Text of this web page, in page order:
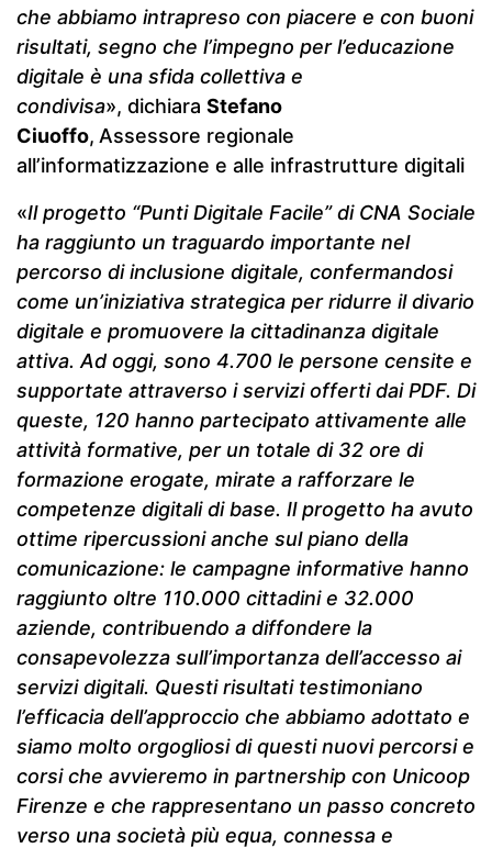
che abbiamo intrapreso con piacere e con buoni
risultati, segno che l’impegno per l’educazione
digitale è una sfida collettiva e
condivisa», dichiara Stefano
Ciuoffo, Assessore regionale
all’informatizzazione e alle infrastrutture digitali
«Il progetto “Punti Digitale Facile” di CNA Sociale
ha raggiunto un traguardo importante nel
percorso di inclusione digitale, confermandosi
come un’iniziativa strategica per ridurre il divario
digitale e promuovere la cittadinanza digitale
attiva. Ad oggi, sono 4.700 le persone censite e
supportate attraverso i servizi offerti dai PDF. Di
queste, 120 hanno partecipato attivamente alle
attività formative, per un totale di 32 ore di
formazione erogate, mirate a rafforzare le
competenze digitali di base. Il progetto ha avuto
ottime ripercussioni anche sul piano della
comunicazione: le campagne informative hanno
raggiunto oltre 110.000 cittadini e 32.000
aziende, contribuendo a diffondere la
consapevolezza sull’importanza dell’accesso ai
servizi digitali. Questi risultati testimoniano
l’efficacia dell’approccio che abbiamo adottato e
siamo molto orgogliosi di questi nuovi percorsi e
corsi che avvieremo in partnership con Unicoop
Firenze e che rappresentano un passo concreto
verso una società più equa, connessa e